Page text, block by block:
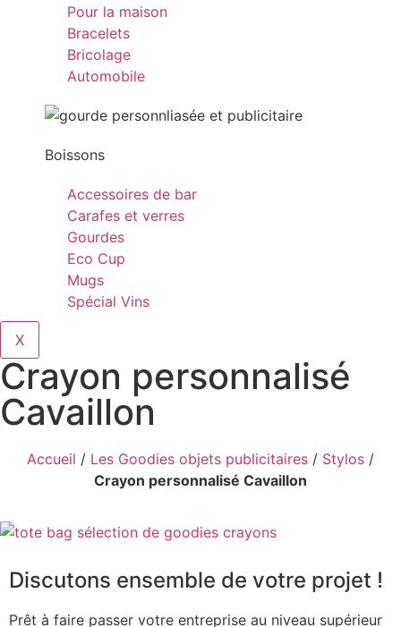
Pour la maison
Bracelets
Bricolage
Automobile
Boissons
Accessoires de bar
Carafes et verres
Gourdes
Eco Cup
Mugs
Spécial Vins
X
Crayon personnalisé
Cavaillon
Accueil / Les Goodies objets publicitaires / Stylos /
Crayon personnalisé Cavaillon
Discutons ensemble de votre projet !
Prêt à faire passer votre entreprise au niveau supérieur